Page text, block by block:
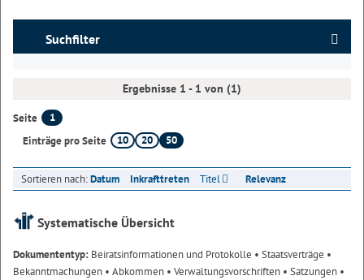
Suchfilter
Ergebnisse 1 - 1 von (1)
Seite
1
Einträge pro Seite
10 20 50
Sortieren nach:Datum Inkrafttreten Titel Relevanz
Systematische Übersicht
Dokumententyp: Beiratsinformationen und Protokolle • Staatsverträge •
Bekanntmachungen • Abkommen • Verwaltungsvorschriften • Satzungen •